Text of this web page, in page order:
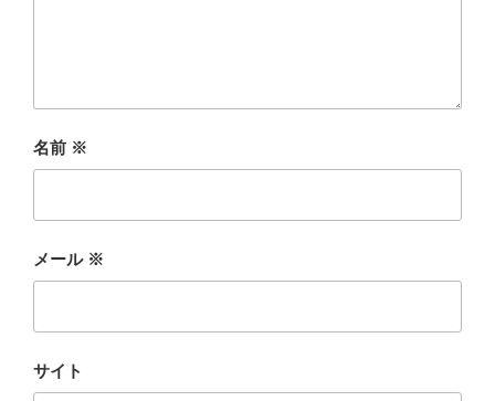
名前 ※
メール ※
サイト